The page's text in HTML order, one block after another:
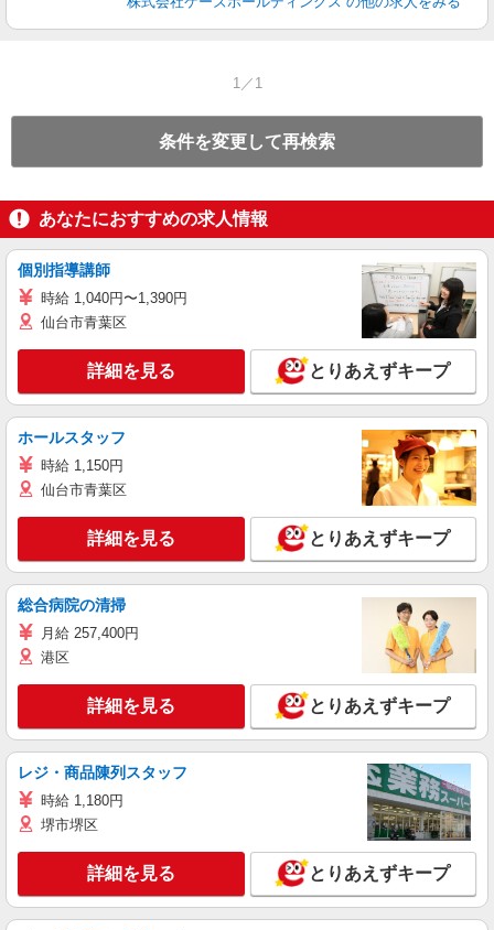
1／1
条件を変更して再検索
あなたにおすすめの求人情報
個別指導講師
時給 1,040円〜1,390円
仙台市青葉区
詳細を見る とりあえずキープ
ホールスタッフ
時給 1,150円
仙台市青葉区
詳細を見る とりあえずキープ
総合病院の清掃
月給 257,400円
港区
詳細を見る とりあえずキープ
レジ・商品陳列スタッフ
時給 1,180円
堺市堺区
詳細を見る とりあえずキープ